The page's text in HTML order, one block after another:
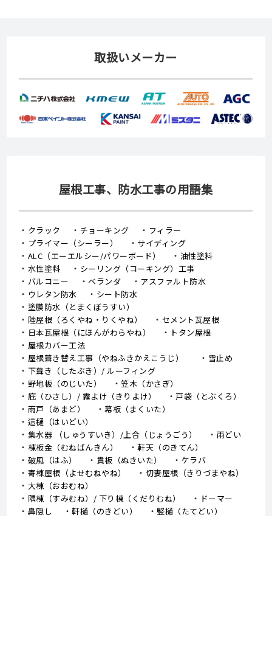
取扱いメーカー
屋根工事、防水工事の用語集
クラック チョーキング
フィラー
プライマー（シーラー）
サイディング
ALC（エーエルシー/パワーボード）
油性塗料
水性塗料
シーリング（コーキング）工事
バルコニー
ベランダ
アスファルト防水
ウレタン防水
シート防水
塗膜防水（とまくぼうすい）
陸屋根（ろくやね・りくやね）
セメント瓦屋根
日本瓦屋根（にほんがわらやね）
トタン屋根
屋根カバー工法
屋根葺き替え工事（やねふきかえこうじ）
雪止め
下葺き（したぶき）/ ルーフィング
野地板（のじいた）
笠木（かさぎ）
庇（ひさし）/ 霧よけ（きりよけ）
戸袋（とぶくろ）
雨戸（あまど）
幕板（まくいた）
這樋（はいどい）
集水器 （しゅうすいき）/上合（じょうごう）
雨どい
棟板金（むねばんきん）
軒天（のきてん）
破風（はふ）
貫板（ぬきいた）
ケラバ
寄棟屋根（よせむねやね）
切妻屋根（きりづまやね）
大棟（おおむね）
隅棟（すみむね）/ 下り棟（くだりむね）
ドーマー
鼻隠し
軒樋（のきどい）
竪樋（たてどい）